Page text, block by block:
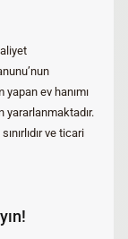
ev hanımı
ve ticari